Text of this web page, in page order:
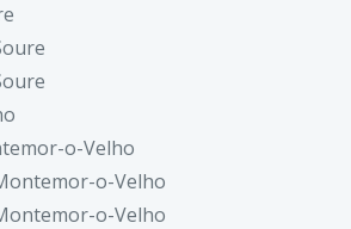
o-Velho
o-Velho
o-Velho